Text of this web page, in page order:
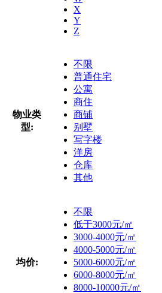
X
Y
Z
物业类
型:
不限
普通住宅
公寓
商住
商铺
别墅
写字楼
洋房
仓库
其他
均价:
不限
低于3000元/㎡
3000-4000元/㎡
4000-5000元/㎡
5000-6000元/㎡
6000-8000元/㎡
8000-10000元/㎡